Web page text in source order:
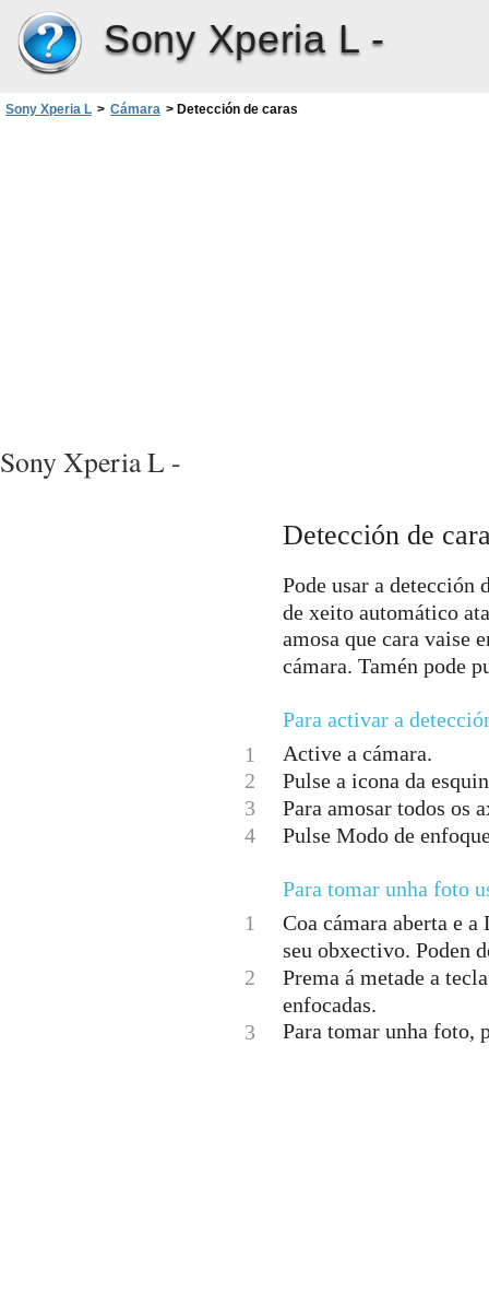
Sony Xperia L -
Sony Xperia L > Cámara > Detección de caras
Sony Xperia L -
Detección de
Pode usar a detección
de xeito automático
amosa que cara vaise
cámara. Tamén pode
Para activar a
1
Active a cámara.
2
Pulse a icona da
3
Para amosar todos os
4
Pulse Modo de
Para tomar unha foto
1
Coa cámara aberta e a
seu obxectivo. Poden
2
Prema á metade a
enfocadas.
3
Para tomar unha foto,